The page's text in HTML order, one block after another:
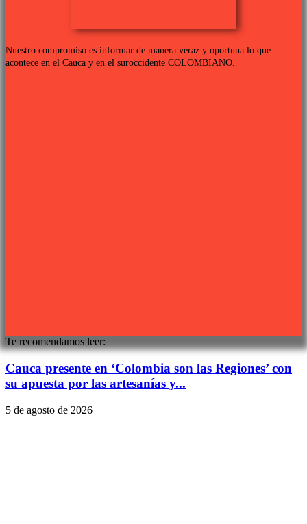
Nuestro compromiso es informar de manera veraz y oportuna lo que
acontece en el Cauca y en el suroccidente COLOMBIANO.
Te recomendamos leer:
Cauca presente en ‘Colombia son las Regiones’ con
su apuesta por las artesanías y...
5 de agosto de 2026